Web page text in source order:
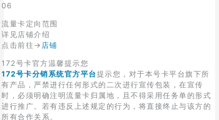
06
流量卡定向范围
详见店铺介绍
点击前往→ 店铺
172号卡官方温馨提示您
172号卡分销系统官方平台提示您，对于本号卡平台旗下所
有产品，严禁进行任何形式的二次进行宣传包装，在宣传
时，必须明确注明流量卡归属地，且不得采用任务单的形式
进行推广。若有违反上述规定的行为，将直接终止与该方的
所有合作关系。